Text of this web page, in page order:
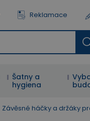
Reklamace
Šatny a
hygiena
Závěsné háčky a držáky